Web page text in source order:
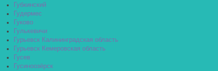
Губкинский
Гудермес
Гуково
Гулькевичи
Гурьевск Калининградская область
Гурьевск Кемеровская область
Гусев
Гусиноозёрск